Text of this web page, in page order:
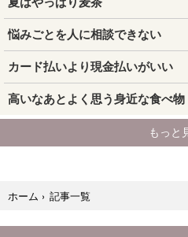
ホーム › 記事一覧